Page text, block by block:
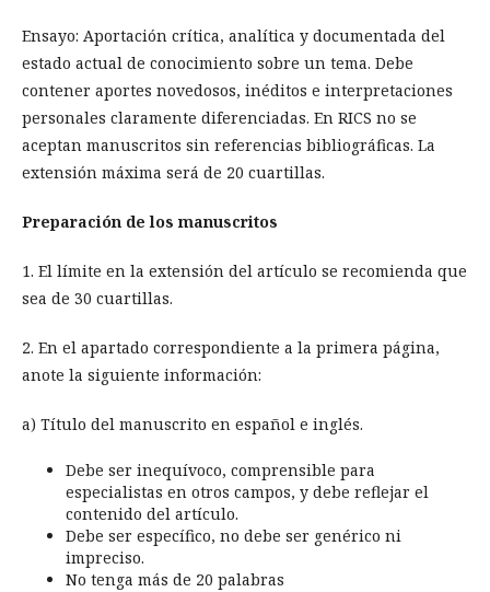
Ensayo: Aportación crítica, analítica y documentada del
estado actual de conocimiento sobre un tema. Debe
contener aportes novedosos, inéditos e interpretaciones
personales claramente diferenciadas. En RICS no se
aceptan manuscritos sin referencias bibliográficas. La
extensión máxima será de 20 cuartillas.
Preparación de los manuscritos
1. El límite en la extensión del artículo se recomienda que
sea de 30 cuartillas.
2. En el apartado correspondiente a la primera página,
anote la siguiente información:
a) Título del manuscrito en español e inglés.
Debe ser inequívoco, comprensible para
especialistas en otros campos, y debe reflejar el
contenido del artículo.
Debe ser específico, no debe ser genérico ni
impreciso.
No tenga más de 20 palabras